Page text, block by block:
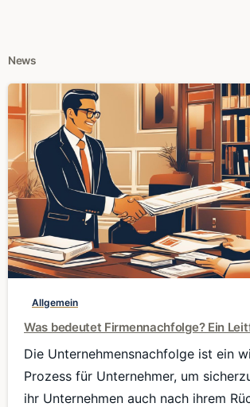
News
Allgemein
Was bedeutet Firmennachfolge? Ein
Die Unternehmensnachfolge ist ein
Prozess für Unternehmer, um
ihr Unternehmen auch nach ihrem